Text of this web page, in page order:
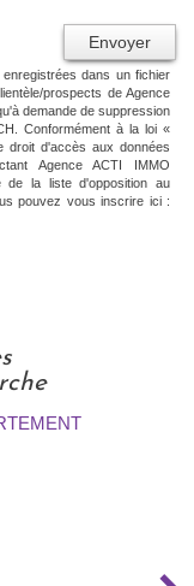
Envoyer
dans un fichier
prospects de Agence
demande de suppression
Conformément à la loi «
droit d'accès aux données
Agence ACTI IMMO
de la liste d'opposition au
pouvez vous inscrire ici :